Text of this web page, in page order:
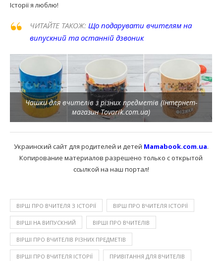
Історії я люблю!
ЧИТАЙТЕ ТАКОЖ: Що подарувати вчителям на
випускний та останній дзвоник
Чашки для вчителів з різних предметів (Інтернет-
магазин Tovarik.com.ua)
Украинский сайт для родителей и детей Mamabook.com.ua.
Копирование материалов разрешено только с открытой
ссылкой на наш портал!
ВІРШ ПРО ВЧИТЕЛЯ З ІСТОРІЇ ВІРШ ПРО ВЧИТЕЛЯ ІСТОРІЇ
ВІРШІ НА ВИПУСКНИЙ ВІРШІ ПРО ВЧИТЕЛІВ
ВІРШІ ПРО ВЧИТЕЛІВ РІЗНИХ ПРЕДМЕТІВ
ВІРШІ ПРО ВЧИТЕЛЯ ІСТОРІЇ ПРИВІТАННЯ ДЛЯ ВЧИТЕЛІВ